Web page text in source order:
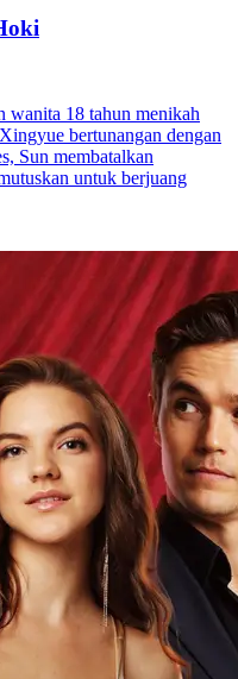
wanita 18 tahun menikah
bertunangan dengan
Sun membatalkan
untuk berjuang